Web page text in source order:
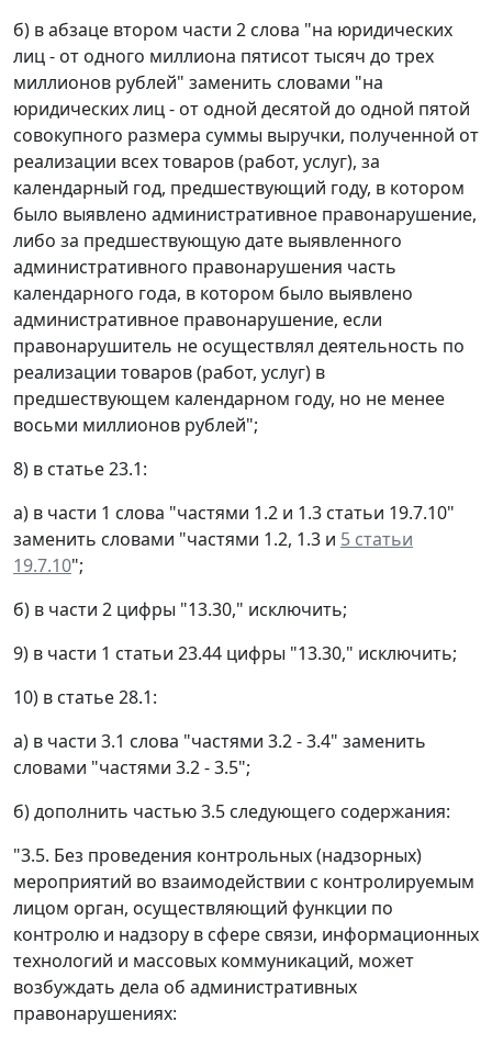
б) в абзаце втором части 2 слова "на юридических
лиц - от одного миллиона пятисот тысяч до трех
миллионов рублей" заменить словами "на
юридических лиц - от одной десятой до одной пятой
совокупного размера суммы выручки, полученной от
реализации всех товаров (работ, услуг), за
календарный год, предшествующий году, в котором
было выявлено административное правонарушение,
либо за предшествующую дате выявленного
административного правонарушения часть
календарного года, в котором было выявлено
административное правонарушение, если
правонарушитель не осуществлял деятельность по
реализации товаров (работ, услуг) в
предшествующем календарном году, но не менее
восьми миллионов рублей";
8) в статье 23.1:
а) в части 1 слова "частями 1.2 и 1.3 статьи 19.7.10"
заменить словами "частями 1.2, 1.3 и 5 статьи
19.7.10";
б) в части 2 цифры "13.30," исключить;
9) в части 1 статьи 23.44 цифры "13.30," исключить;
10) в статье 28.1:
а) в части 3.1 слова "частями 3.2 - 3.4" заменить
словами "частями 3.2 - 3.5";
б) дополнить частью 3.5 следующего содержания:
"3.5. Без проведения контрольных (надзорных)
мероприятий во взаимодействии с контролируемым
лицом орган, осуществляющий функции по
контролю и надзору в сфере связи, информационных
технологий и массовых коммуникаций, может
возбуждать дела об административных
правонарушениях: